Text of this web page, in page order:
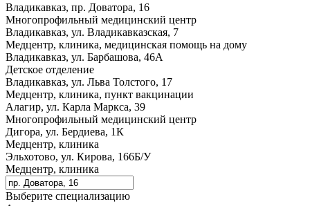
Владикавказ, пр. Доватора, 16
Многопрофильный медицинский центр
Владикавказ, ул. Владикавказская, 7
Медцентр, клиника, медицинская помощь на дому
Владикавказ, ул. Барбашова, 46А
Детское отделение
Владикавказ, ул. Льва Толстого, 17
Медцентр, клиника, пункт вакцинации
Алагир, ул. Карла Маркса, 39
Многопрофильный медицинский центр
Дигора, ул. Бердиева, 1К
Медцентр, клиника
Эльхотово, ул. Кирова, 166Б/У
Медцентр, клиника
Выберите специализацию